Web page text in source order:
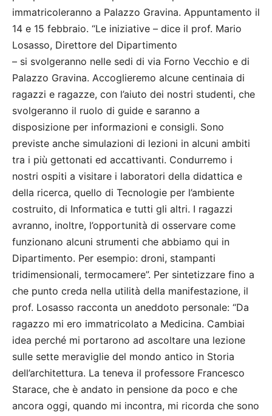
immatricoleranno a Palazzo Gravina. Appuntamento il
14 e 15 febbraio. “Le iniziative – dice il prof. Mario
Losasso, Direttore del Dipartimento
– si svolgeranno nelle sedi di via Forno Vecchio e di
Palazzo Gravina. Accoglieremo alcune centinaia di
ragazzi e ragazze, con l’aiuto dei nostri studenti, che
svolgeranno il ruolo di guide e saranno a
disposizione per informazioni e consigli. Sono
previste anche simulazioni di lezioni in alcuni ambiti
tra i più gettonati ed accattivanti. Condurremo i
nostri ospiti a visitare i laboratori della didattica e
della ricerca, quello di Tecnologie per l’ambiente
costruito, di Informatica e tutti gli altri. I ragazzi
avranno, inoltre, l’opportunità di osservare come
funzionano alcuni strumenti che abbiamo qui in
Dipartimento. Per esempio: droni, stampanti
tridimensionali, termocamere”. Per sintetizzare fino a
che punto creda nella utilità della manifestazione, il
prof. Losasso racconta un aneddoto personale: “Da
ragazzo mi ero immatricolato a Medicina. Cambiai
idea perché mi portarono ad ascoltare una lezione
sulle sette meraviglie del mondo antico in Storia
dell’architettura. La teneva il professore Francesco
Starace, che è andato in pensione da poco e che
ancora oggi, quando mi incontra, mi ricorda che sono